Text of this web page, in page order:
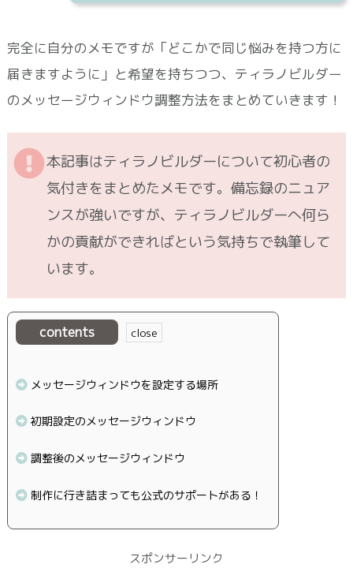
完全に自分のメモですが「どこかで同じ悩みを持つ方に
届きますように」と希望を持ちつつ、ティラノビルダー
のメッセージウィンドウ調整方法をまとめていきます！
本記事はティラノビルダーについて初心者の
気付きをまとめたメモです。備忘録のニュア
ンスが強いですが、ティラノビルダーへ何ら
かの貢献ができればという気持ちで執筆して
います。
contents
メッセージウィンドウを設定する場所
初期設定のメッセージウィンドウ
調整後のメッセージウィンドウ
制作に行き詰まっても公式のサポートがある！
スポンサーリンク